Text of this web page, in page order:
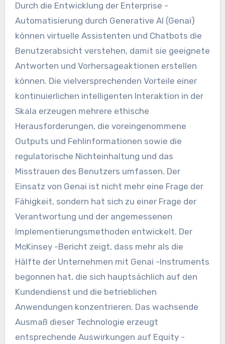
Durch die Entwicklung der Enterprise -
Automatisierung durch Generative AI (Genai)
können virtuelle Assistenten und Chatbots die
Benutzerabsicht verstehen, damit sie geeignete
Antworten und Vorhersageaktionen erstellen
können. Die vielversprechenden Vorteile einer
kontinuierlichen intelligenten Interaktion in der
Skala erzeugen mehrere ethische
Herausforderungen, die voreingenommene
Outputs und Fehlinformationen sowie die
regulatorische Nichteinhaltung und das
Misstrauen des Benutzers umfassen. Der
Einsatz von Genai ist nicht mehr eine Frage der
Fähigkeit, sondern hat sich zu einer Frage der
Verantwortung und der angemessenen
Implementierungsmethoden entwickelt. Der
McKinsey -Bericht zeigt, dass mehr als die
Hälfte der Unternehmen mit Genai -Instruments
begonnen hat, die sich hauptsächlich auf den
Kundendienst und die betrieblichen
Anwendungen konzentrieren. Das wachsende
Ausmaß dieser Technologie erzeugt
entsprechende Auswirkungen auf Equity -